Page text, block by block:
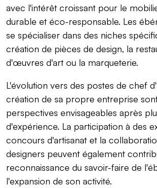
avec l'intérêt croissant pour le
durable et éco-responsable. Les
se spécialiser dans des niches
création de pièces de design, la
d'œuvres d'art ou la marqueterie.
L'évolution vers des postes de chef
création de sa propre entreprise
perspectives envisageables après
d'expérience. La participation à des
concours d'artisanat et la
designers peuvent également
reconnaissance du savoir-faire de
l'expansion de son activité.